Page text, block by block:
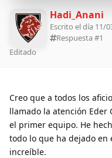
Hadi_Anani
Escrito el día 11/
Respuesta #1
Editado
Creo que a todos los
llamado la atención Eder
el primer equipo. He
todo lo que ha dejado en
increíble.